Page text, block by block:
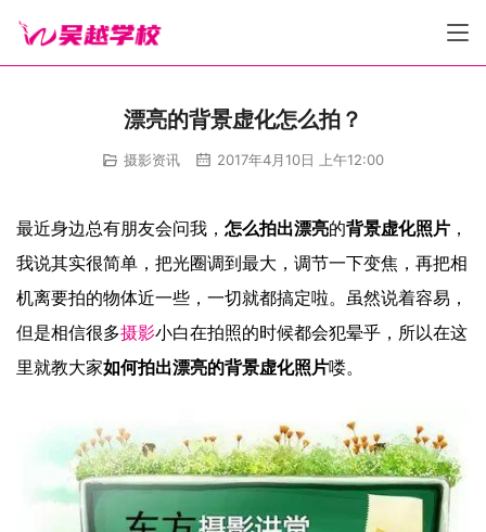
漂亮的背景虚化怎么拍？
摄影资讯 2017年4月10日 上午12:00
最近身边总有朋友会问我， 怎么拍出漂亮的背景虚化照片 ，
我说其实很简单，把光圈调到最大，调节一下变焦，再把相
机离要拍的物体近一些，一切就都搞定啦。虽然说着容易，
但是相信很多摄影小白在拍照的时候都会犯晕乎，所以在这
里就教大家如何拍出漂亮的背景虚化照片喽。